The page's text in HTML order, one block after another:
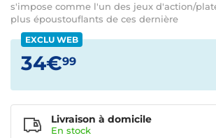
s'impose comme l'un des jeux d'action/
plus époustouflants de ces dernière
EXCLU WEB
34€99
Livraison à domicile
En stock